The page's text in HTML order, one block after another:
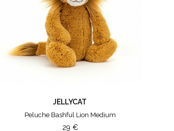
JELLYCAT
Peluche Bashful Lion Medium
29 €